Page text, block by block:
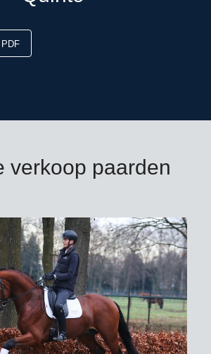
verkoop paarden